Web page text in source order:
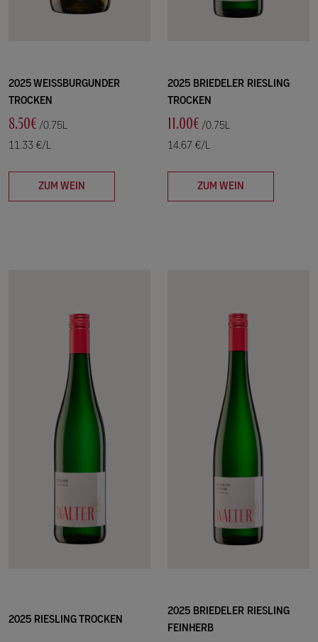
2025 WEISSBURGUNDER
TROCKEN
8.50€ /0.75L
11.33 €/L
ZUM WEIN
2025 BRIEDELER RIESLING
TROCKEN
11.00€ /0.75L
14.67 €/L
ZUM WEIN
2025 RIESLING TROCKEN
2025 BRIEDELER RIESLING
FEINHERB